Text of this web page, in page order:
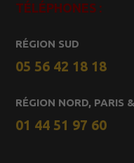
TÉLÉPHONES :
RÉGION SUD
05 56 42 18 18
RÉGION NORD, PARIS
01 44 51 97 60